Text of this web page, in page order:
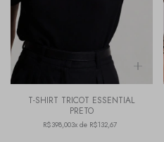
T-SHIRT TRICOT ESSENTIAL
PRETO
R$398,003x de R$132,67